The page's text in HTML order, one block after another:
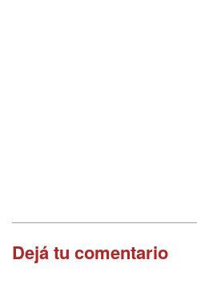
Dejá tu comentario